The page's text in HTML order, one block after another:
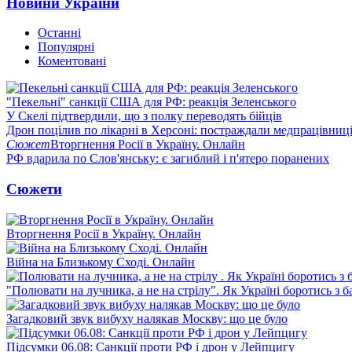
Останні
Популярні
Коментовані
"Пекельні" санкції США для РФ: реакція Зеленського
У Скелі підтвердили, що з полку переводять бійців
Дрон поцілив по лікарні в Херсоні: постраждали медпрацівниці
СюжетВторгнення Росії в Україну. Онлайн
РФ вдарила по Слов'янську: є загиблий і п'ятеро поранених
Сюжети
Вторгнення Росії в Україну. Онлайн
Війна на Близькому Сході. Онлайн
"Полювати на лучника, а не на стрілу". Як Україні боротись з
Загадковий звук вибуху налякав Москву: що це було
Підсумки 06.08: Санкції проти РФ і дрон у Лейпцигу